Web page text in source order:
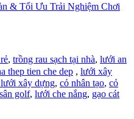
& Tối Ưu Trải Nghiệm Chơi
, trồng rau sạch tại nhà, lưới an
thep tien che dep , lưới xây
xây dựng, cỏ nhân tạo, cỏ
golf, lưới che nắng, gạo cát